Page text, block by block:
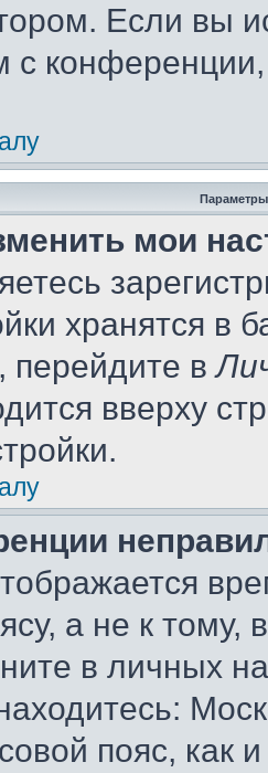
Если вы
с
Параметры
мои
хранятся в
перейдите в
вверху
а не к тому,
в личных
пояс, как